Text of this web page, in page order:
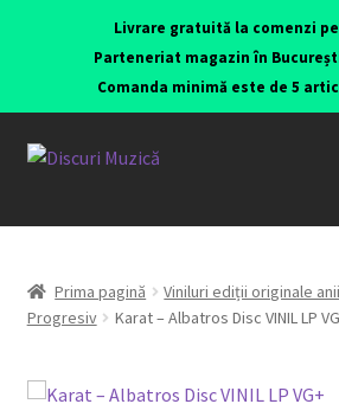
Livrare gratuită la comenzi
Parteneriat magazin în
Comanda minimă este de 5
Viniluri ediții originale anii 70-90
CD-uri originale
Prima pagină Viniluri ediții originale
Progresiv
Karat – Albatros Disc VINIL LP